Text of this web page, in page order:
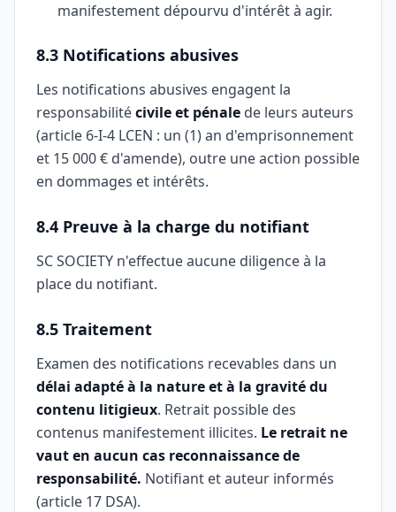
manifestement dépourvu d'intérêt à agir.
8.3 Notifications abusives
Les notifications abusives engagent la
responsabilitécivile et pénale de leurs auteurs
(article 6-I-4 LCEN : un (1) an d'emprisonnement
et 15 000 € d'amende), outre une action possible
en dommages et intérêts.
8.4 Preuve à la charge du notifiant
SC SOCIETY n'effectue aucune diligence à la
place du notifiant.
8.5 Traitement
Examen des notifications recevables dans un
délai adapté à la nature et à la gravité du
contenu litigieux. Retrait possible des
contenus manifestement illicites. Le retrait ne
vaut en aucun cas reconnaissance de
responsabilité. Notifiant et auteur informés
(article 17 DSA).